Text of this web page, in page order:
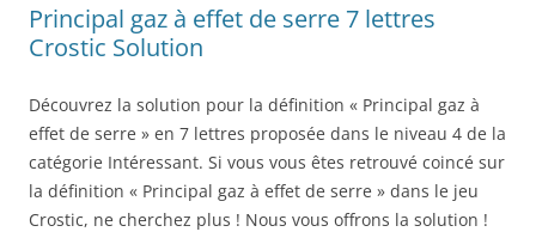
Principal gaz à effet de serre 7 lettres
Crostic Solution
Découvrez la solution pour la définition « Principal gaz à
effet de serre » en 7 lettres proposée dans le niveau 4 de la
catégorie Intéressant. Si vous vous êtes retrouvé coincé sur
la définition « Principal gaz à effet de serre » dans le jeu
Crostic, ne cherchez plus ! Nous vous offrons la solution !